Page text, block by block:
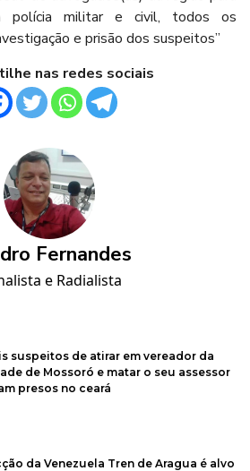
polícia militar e civil, todos os
e prisão dos suspeitos”
nas redes sociais
Fernandes
e Radialista
suspeitos de atirar em vereador da
de Mossoró e matar o seu assessor
presos no ceará
da Venezuela Tren de Aragua é alvo